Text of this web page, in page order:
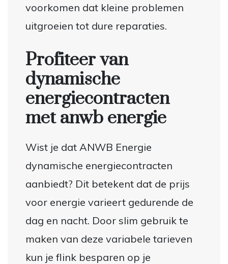
voorkomen dat kleine problemen
uitgroeien tot dure reparaties.
Profiteer van
dynamische
energiecontracten
met anwb energie
Wist je dat ANWB Energie
dynamische energiecontracten
aanbiedt? Dit betekent dat de prijs
voor energie varieert gedurende de
dag en nacht. Door slim gebruik te
maken van deze variabele tarieven
kun je flink besparen op je